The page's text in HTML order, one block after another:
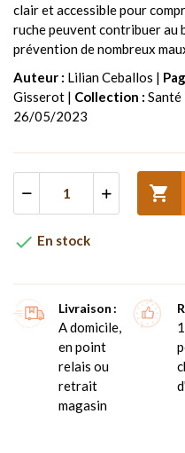
clair et accessible pour
ruche peuvent contribuer au
prévention de nombreux
Auteur : Lilian Ceballos |
Gisserot | Collection :
26/05/2023

 En stock
Livraison
A domicile,
en point
relais ou
retrait
magasin